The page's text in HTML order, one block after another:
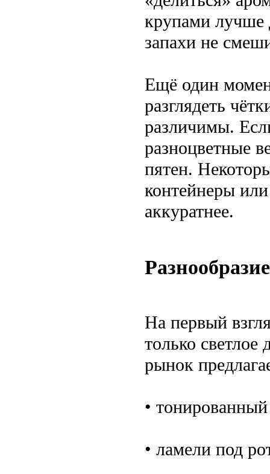
крупами лучше
запахи не
Ещё один
разглядеть
различимы.
разноцветные
пятен.
контейнеры
аккуратнее.
На первый
только
рынок
•
• ламели под